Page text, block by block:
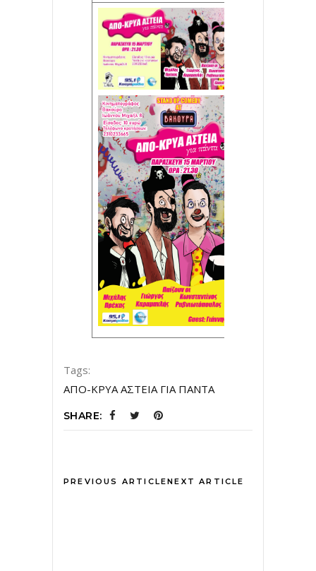
Tags:
ΑΠΟ-ΚΡΥΑ ΑΣΤΕΙΑ ΓΙΑ ΠΑΝΤΑ
SHARE:
PREVIOUS ARTICLENEXT ARTICLE